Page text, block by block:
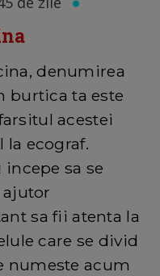
denumirea
burtica ta este
acestei
ecograf.
sa se
ajutor
sa fii atenta la
care se divid
numeste acum